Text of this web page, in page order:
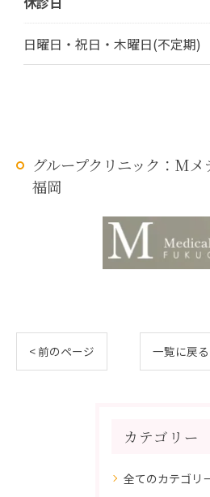
日曜日・祝日・木曜日(不定期)
グループクリニック：Mメ
福岡
< 前のページ 一覧に戻る
カテゴリー
全てのカテゴリ